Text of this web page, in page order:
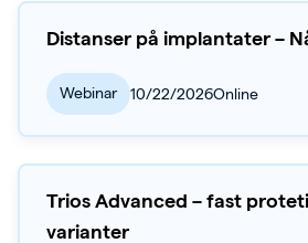
Distanser på implantater –
Webinar 10/22/2026Online
Trios Advanced – fast
varianter